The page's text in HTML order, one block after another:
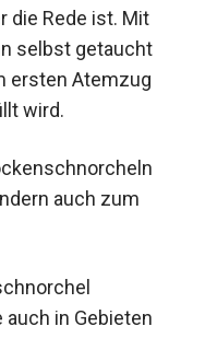
die Rede ist. Mit
selbst getaucht
ersten Atemzug
wird.
auch zum
in Gebieten